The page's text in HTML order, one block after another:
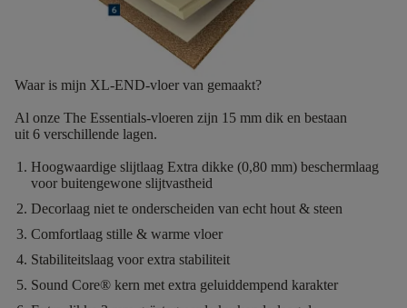
Waar is mijn XL-END-vloer van gemaakt?
Al onze The Essentials-vloeren zijn 15 mm dik en bestaan
uit 6 verschillende lagen.
Hoogwaardige slijtlaag Extra dikke (0,80 mm) beschermlaag
voor buitengewone slijtvastheid
Decorlaag niet te onderscheiden van echt hout & steen
Comfortlaag stille & warme vloer
Stabiliteitslaag voor extra stabiliteit
Sound Core® kern met extra geluiddempend karakter